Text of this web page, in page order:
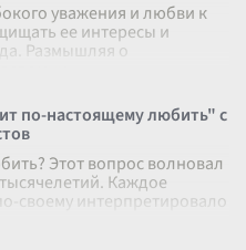
уважения и любви к
ее интересы и
Размышляя о
по-настоящему любить" с
Этот вопрос волновал
Каждое
своему интерпретировало